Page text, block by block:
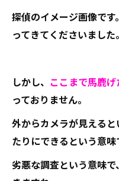
探偵のイメージ画像で
ってきてくださいました。
しかし、 ここまで馬鹿
っておりません。
外からカメラが見える
たりにできるという意味
劣悪な調査という意味